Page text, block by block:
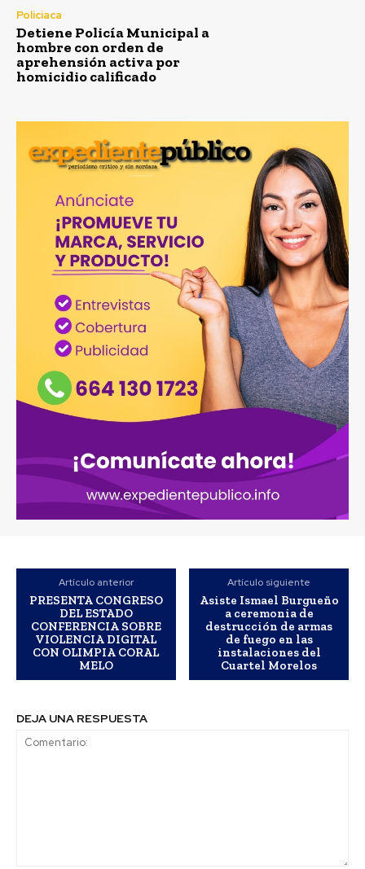
Policiaca
Detiene Policía Municipal a
hombre con orden de
aprehensión activa por
homicidio calificado
Artículo anterior
PRESENTA CONGRESO
DEL ESTADO
CONFERENCIA SOBRE
VIOLENCIA DIGITAL
CON OLIMPIA CORAL
MELO
Artículo siguiente
Asiste Ismael Burgueño
a ceremonia de
destrucción de armas
de fuego en las
instalaciones del
Cuartel Morelos
DEJA UNA RESPUESTA